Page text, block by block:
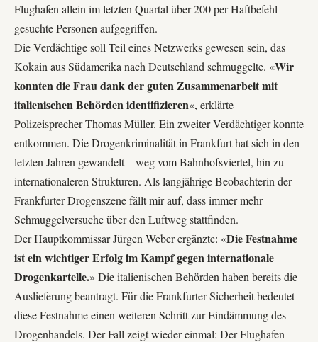
Flughafen allein im letzten Quartal über 200 per Haftbefehl
gesuchte Personen aufgegriffen.
Die Verdächtige soll Teil eines Netzwerks gewesen sein, das
Kokain aus Südamerika nach Deutschland schmuggelte. «Wir
konnten die Frau dank der guten Zusammenarbeit mit
italienischen Behörden identifizieren«, erklärte
Polizeisprecher Thomas Müller. Ein zweiter Verdächtiger konnte
entkommen. Die Drogenkriminalität in Frankfurt hat sich in den
letzten Jahren gewandelt – weg vom Bahnhofsviertel, hin zu
internationaleren Strukturen. Als langjährige Beobachterin der
Frankfurter Drogenszene fällt mir auf, dass immer mehr
Schmuggelversuche über den Luftweg stattfinden.
Der Hauptkommissar Jürgen Weber ergänzte: «Die Festnahme
ist ein wichtiger Erfolg im Kampf gegen internationale
Drogenkartelle.» Die italienischen Behörden haben bereits die
Auslieferungbeantragt. Für die Frankfurter Sicherheit bedeutet
diese Festnahme einen weiteren Schritt zur Eindämmung des
Drogenhandels. Der Fall zeigt wieder einmal: Der Flughafen